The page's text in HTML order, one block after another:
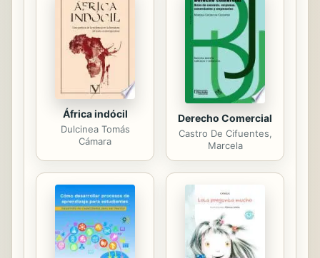
ciencia social de la diferencia —la
antropología cultural— y atentos a la
problemática actual, se señalan cinco
grandes núcleos de generación y
vivencia...
África indócil
Dulcinea Tomás
Cámara
Derecho Comercial
Castro De Cifuentes,
Marcela